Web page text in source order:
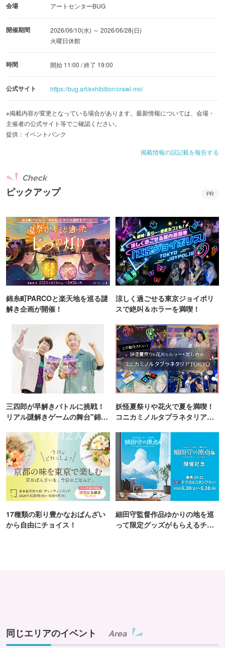
会場 アートセンターBUG
開催期間
2026/06/10(水) ～ 2026/06/28(日)
火曜日休館
時間 開始 11:00 / 終了 19:00
公式サイト https://bug.art/exhibition/crawl-mo/
※掲載内容が変更となっている場合があります。最新情報については、会場・
主催者の公式サイト等でご確認ください。
提供：イベントバンク
掲載情報の誤記載を報告する
ピックアップ
Check
PR
錦糸町PARCOと楽天地を巡る謎
解き企画が開催！
涼しく過ごせる東京ジョイポリ
スで絶叫＆ホラーを満喫！
三四郎が早解きバトルに挑戦！
リアル謎解きゲームの舞台"錦糸
妖怪夏祭りや花火で夏を満喫！
コニカミノルタプラネタリア
17種類の彩り豊かなおばんざい
から自由にチョイス！
細田守監督作品ゆかりの地を巡
って限定グッズがもらえるチャ
同じエリアのイベント Area